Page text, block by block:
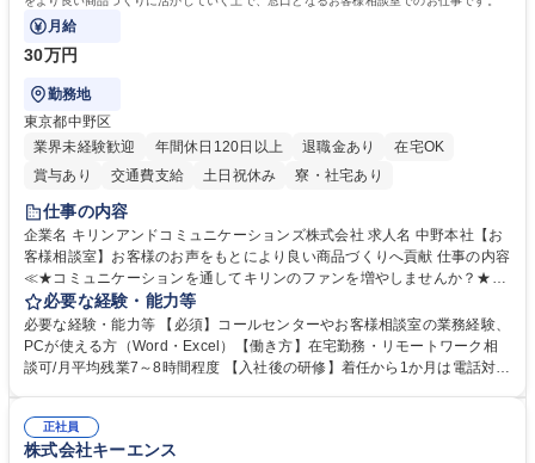
月給
30万円
勤務地
東京都中野区
業界未経験歓迎
年間休日120日以上 退職金あり
在宅OK
賞与あり
交通費支給 土日祝休み 寮・社宅あり
仕事の内容
企業名 キリンアンドコミュニケーションズ株式会社 求人名 中野本社【お
客様相談室】お客様のお声をもとにより良い商品づくりへ貢献 仕事の内容
≪★コミュニケーションを通してキリンのファンを増やしませんか？★≫
お客様のお声をより良い商品づくりに活かしていく上で、窓口となるお客
様相談室でのお仕事です。 日々お客様からいただくキリングループへのご
意見を、企業活動に活かしています。お客様からの声に迅速かつ誠意をも
って対応、情報提供するとともにグループ内活動に反映しています。 【具
平均100件前後■メール・手紙：同上40件前後 募集職種 中野本社【お客様
相談室】お客様のお声をもとにより良い商品づくりへ貢献
必要な経験・能力等
必要な経験・能力等 【必須】コールセンターやお客様相談室の業務経験、
PCが使える方（Word・Excel）【働き方】在宅勤務・リモートワーク相
談可/月平均残業7～8時間程度 【入社後の研修】着任から1か月は電話対応
すのでご安心ください。 【当社について】キリングループの広報機能を担
う会社として、お客様との出会いを大切にし、磨き上げたホスピタリティ
正社員
株式会社キーエンス